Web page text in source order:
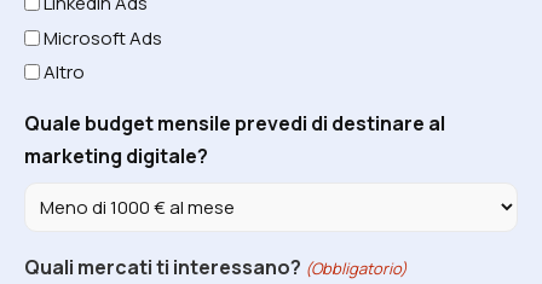
Microsoft Ads
Altro
Quale budget mensile prevedi di destinare al
marketing digitale?
Quali mercati ti interessano? (Obbligatorio)